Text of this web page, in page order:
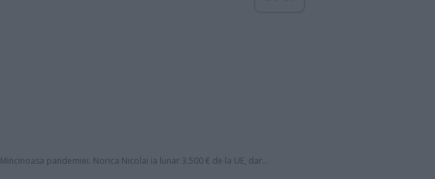
Mincinoasa pandemiei. Norica Nicolai ia lunar 3.500 € de la UE, dar...